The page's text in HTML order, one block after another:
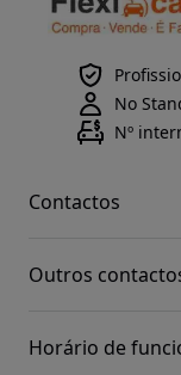
No
Nº
Contactos
Outros
Horário de